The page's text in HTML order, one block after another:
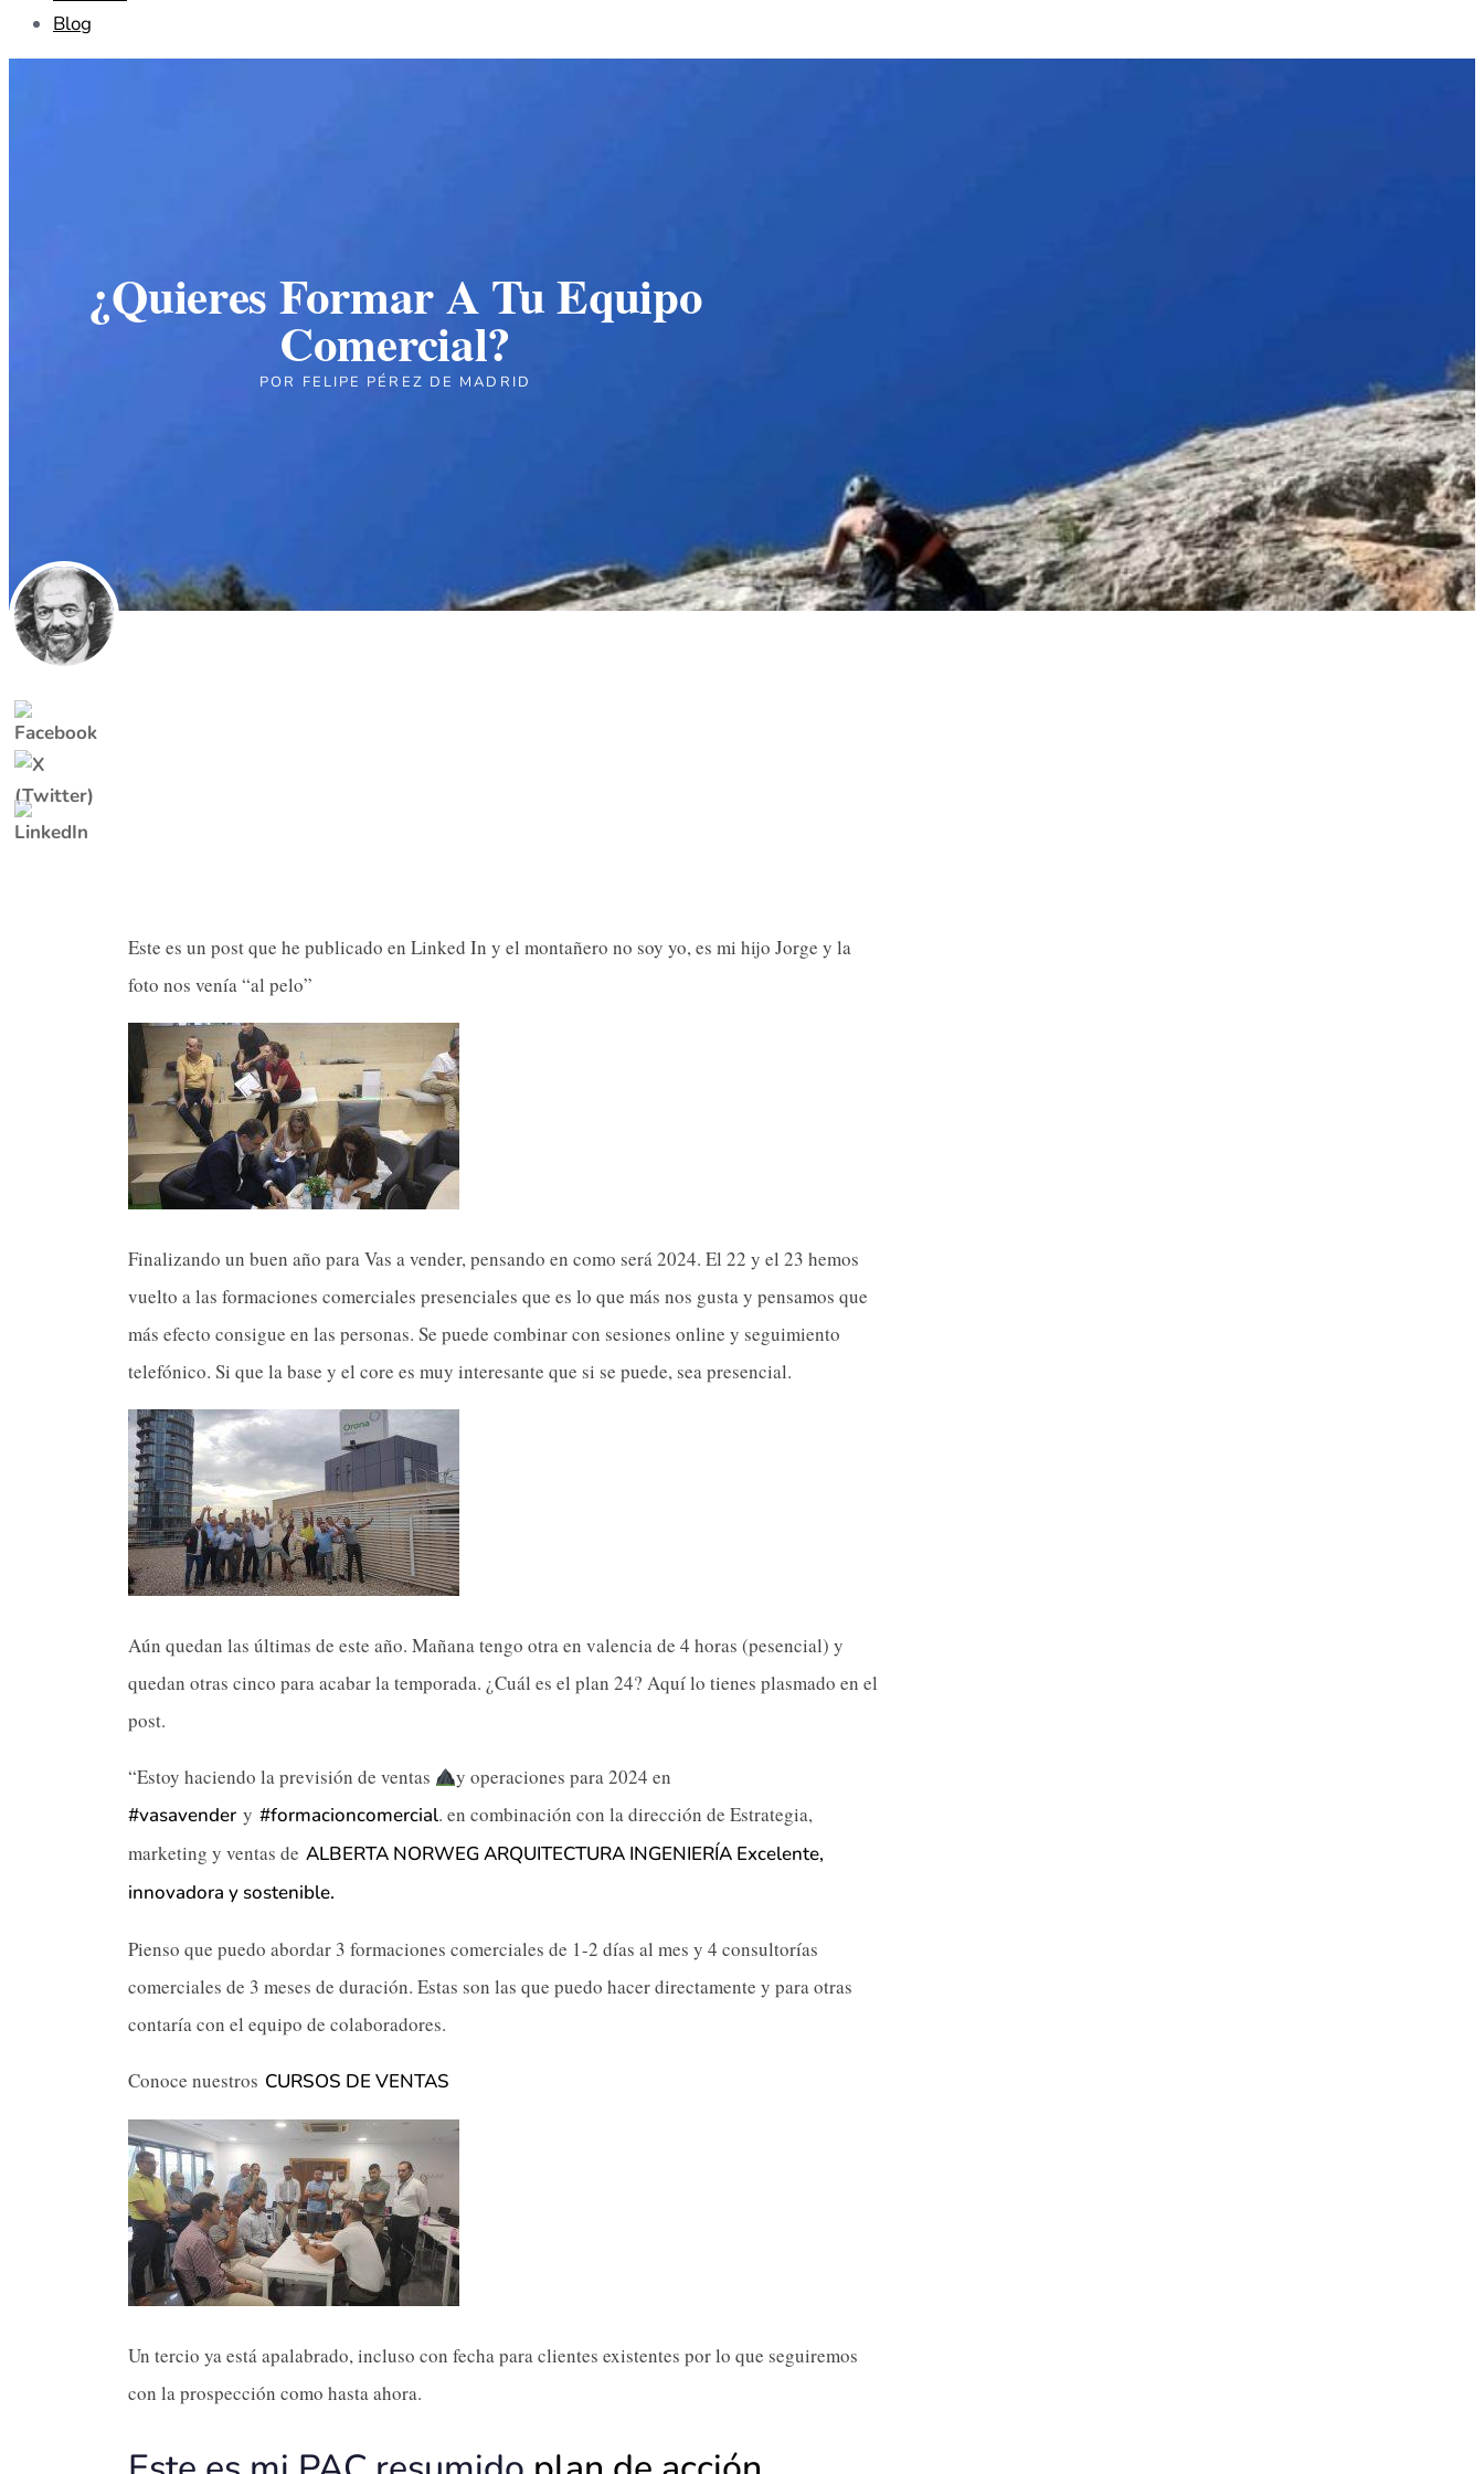
Blog
¿Quieres Formar A Tu Equipo
Comercial?
POR FELIPE PÉREZ DE MADRID
Este es un post que he publicado en Linked In y el montañero no soy yo, es mi hijo Jorge y la
foto nos venía “al pelo”
Finalizando un buen año para Vas a vender, pensando en como será 2024. El 22 y el 23 hemos
vuelto a las formaciones comerciales presenciales que es lo que más nos gusta y pensamos que
más efecto consigue en las personas. Se puede combinar con sesiones online y seguimiento
telefónico. Si que la base y el core es muy interesante que si se puede, sea presencial.
Aún quedan las últimas de este año. Mañana tengo otra en valencia de 4 horas (pesencial) y
quedan otras cinco para acabar la temporada. ¿Cuál es el plan 24? Aquí lo tienes plasmado en el
post.
“Estoy haciendo la previsión de ventas
y operaciones para 2024 en
#vasavender y #formacioncomercial. en combinación con la dirección de Estrategia,
marketing y ventas de ALBERTA NORWEG ARQUITECTURA INGENIERÍA Excelente,
innovadora y sostenible.
Pienso que puedo abordar 3 formaciones comerciales de 1-2 días al mes y 4 consultorías
comerciales de 3 meses de duración. Estas son las que puedo hacer directamente y para otras
contaría con el equipo de colaboradores.
Conoce nuestros CURSOS DE VENTAS
Un tercio ya está apalabrado, incluso con fecha para clientes existentes por lo que seguiremos
con la prospección como hasta ahora.